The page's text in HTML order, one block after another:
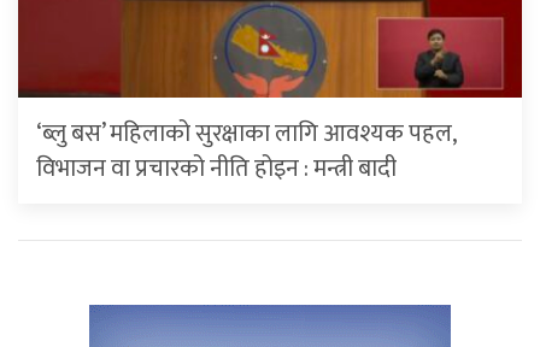
‘ब्लु बस’ महिलाको सुरक्षाका लागि आवश्यक पहल,
विभाजन वा प्रचारको नीति होइन : मन्त्री बादी